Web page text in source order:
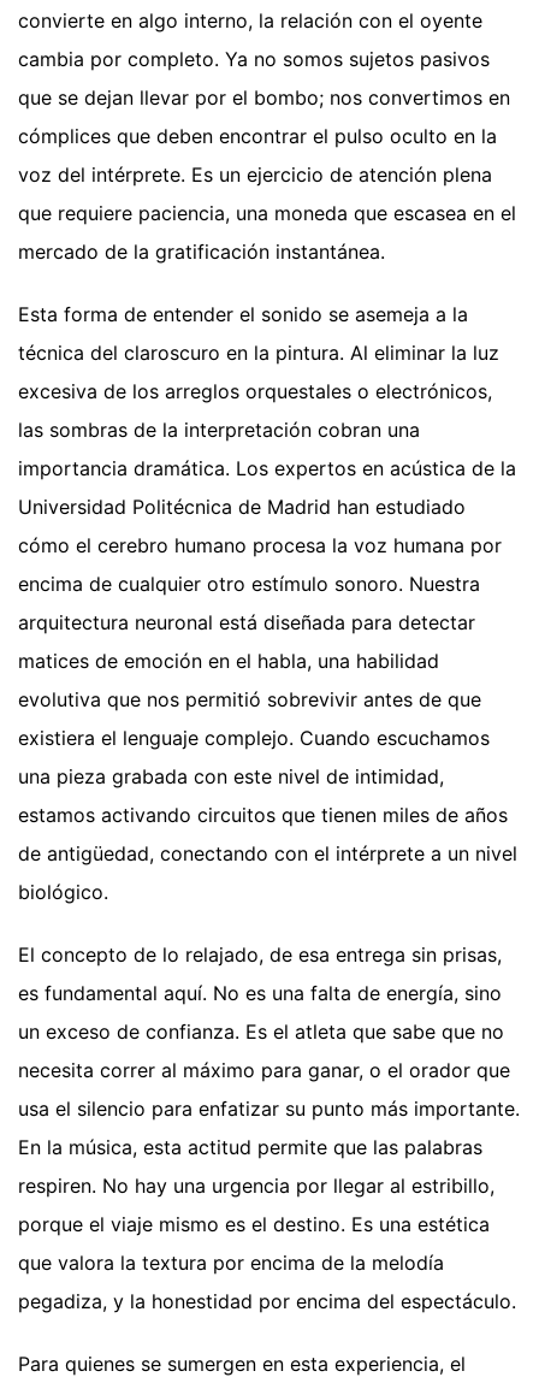
convierte en algo interno, la relación con el oyente
cambia por completo. Ya no somos sujetos pasivos
que se dejan llevar por el bombo; nos convertimos en
cómplices que deben encontrar el pulso oculto en la
voz del intérprete. Es un ejercicio de atención plena
que requiere paciencia, una moneda que escasea en el
mercado de la gratificación instantánea.
Esta forma de entender el sonido se asemeja a la
técnica del claroscuro en la pintura. Al eliminar la luz
excesiva de los arreglos orquestales o electrónicos,
las sombras de la interpretación cobran una
importancia dramática. Los expertos en acústica de la
Universidad Politécnica de Madrid han estudiado
cómo el cerebro humano procesa la voz humana por
encima de cualquier otro estímulo sonoro. Nuestra
arquitectura neuronal está diseñada para detectar
matices de emoción en el habla, una habilidad
evolutiva que nos permitió sobrevivir antes de que
existiera el lenguaje complejo. Cuando escuchamos
una pieza grabada con este nivel de intimidad,
estamos activando circuitos que tienen miles de años
de antigüedad, conectando con el intérprete a un nivel
biológico.
El concepto de lo relajado, de esa entrega sin prisas,
es fundamental aquí. No es una falta de energía, sino
un exceso de confianza. Es el atleta que sabe que no
necesita correr al máximo para ganar, o el orador que
usa el silencio para enfatizar su punto más importante.
En la música, esta actitud permite que las palabras
respiren. No hay una urgencia por llegar al estribillo,
porque el viaje mismo es el destino. Es una estética
que valora la textura por encima de la melodía
pegadiza, y la honestidad por encima del espectáculo.
Para quienes se sumergen en esta experiencia, el